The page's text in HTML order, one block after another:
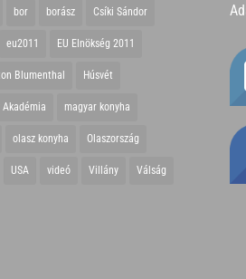
bor borász Csíki Sándor
eu2011 EU Elnökség 2011
Blumenthal Húsvét
magyar konyha
olasz konyha Olaszország
USA videó Villány Válság